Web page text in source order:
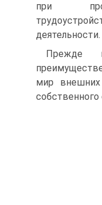
при
деятельности.
Прежде
мир внешних